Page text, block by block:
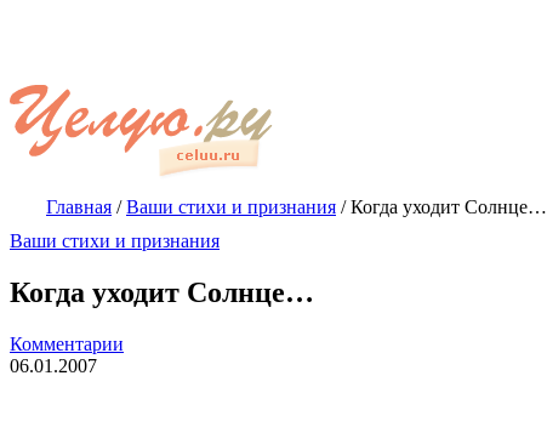
Главная /Ваши стихи и признания /Когда уходит Солнце…
Ваши стихи и признания
Когда уходит Солнце…
Комментарии
06.01.2007